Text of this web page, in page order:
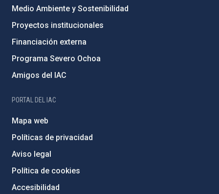
Medio Ambiente y Sostenibilidad
Proyectos institucionales
Financiación externa
Programa Severo Ochoa
Amigos del IAC
PORTAL DEL IAC
Mapa web
Políticas de privacidad
Aviso legal
Política de cookies
Accesibilidad